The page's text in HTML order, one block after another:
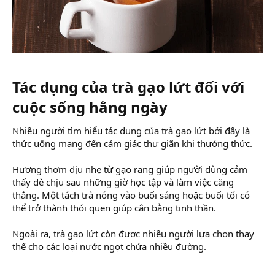
Tác dụng của trà gạo lứt đối với
cuộc sống hằng ngày​
Nhiều người tìm hiểu tác dụng của trà gạo lứt bởi đây là
thức uống mang đến cảm giác thư giãn khi thưởng thức.
Hương thơm dịu nhẹ từ gạo rang giúp người dùng cảm
thấy dễ chịu sau những giờ học tập và làm việc căng
thẳng. Một tách trà nóng vào buổi sáng hoặc buổi tối có
thể trở thành thói quen giúp cân bằng tinh thần.
Ngoài ra, trà gạo lứt còn được nhiều người lựa chọn thay
thế cho các loại nước ngọt chứa nhiều đường.